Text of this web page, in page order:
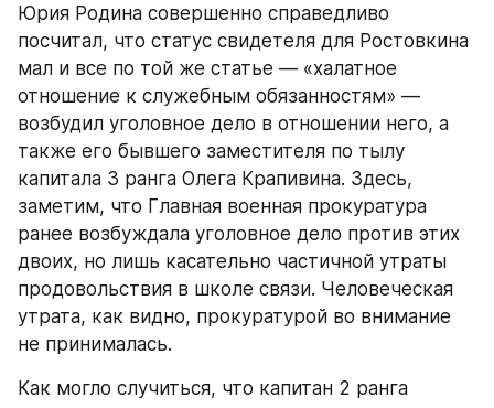
Юрия Родина совершенно справедливо
посчитал, что статус свидетеля для Ростовкина
мал и все по той же статье — «халатное
отношение к служебным обязанностям» —
возбудил уголовное дело в отношении него, а
также его бывшего заместителя по тылу
капитала 3 ранга Олега Крапивина. Здесь,
заметим, что Главная военная прокуратура
ранее возбуждала уголовное дело против этих
двоих, но лишь касательно частичной утраты
продовольствия в школе связи. Человеческая
утрата, как видно, прокуратурой во внимание
не принималась.
Как могло случиться, что капитан 2 ранга